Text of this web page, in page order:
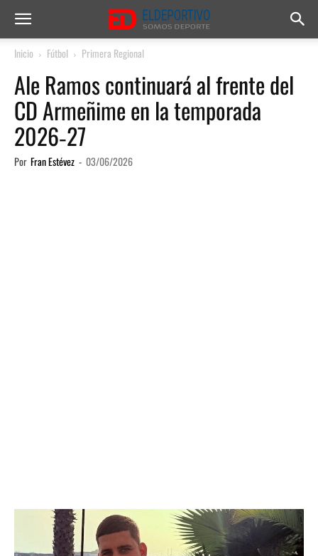
Inicio Fútbol Primera Regional
Ale Ramos continuará al frente del
CD Armeñime en la temporada
2026‑27
Por Fran Estévez - 03/06/2026